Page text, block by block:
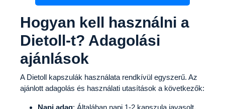
Hogyan kell használni a
Dietoll-t? Adagolási
ajánlások
A Dietoll kapszulák használata rendkívül egyszerű. Az
ajánlott adagolás és használati utasítások a következők: